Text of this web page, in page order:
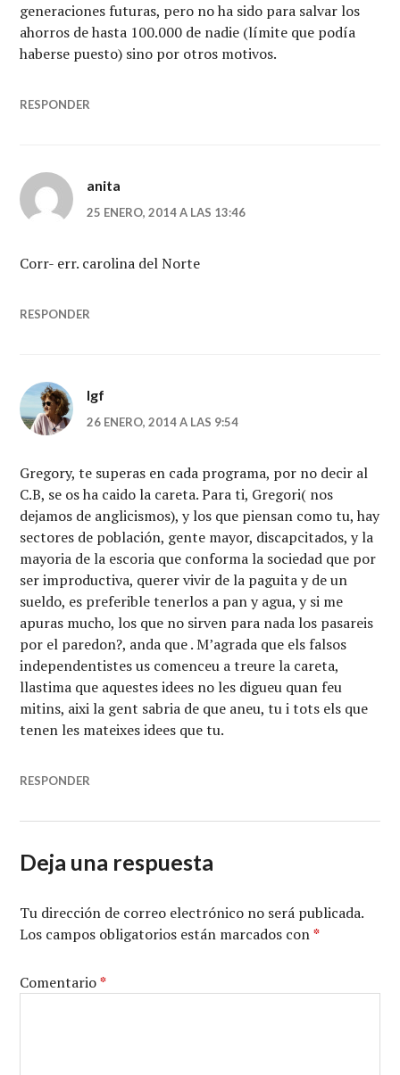
generaciones futuras, pero no ha sido para salvar los
ahorros de hasta 100.000 de nadie (límite que podía
haberse puesto) sino por otros motivos.
RESPONDER
anita
25 ENERO, 2014 A LAS 13:46
Corr- err. carolina del Norte
RESPONDER
lgf
26 ENERO, 2014 A LAS 9:54
Gregory, te superas en cada programa, por no decir al
C.B, se os ha caido la careta. Para ti, Gregori( nos
dejamos de anglicismos), y los que piensan como tu, hay
sectores de población, gente mayor, discapcitados, y la
mayoria de la escoria que conforma la sociedad que por
ser improductiva, querer vivir de la paguita y de un
sueldo, es preferible tenerlos a pan y agua, y si me
apuras mucho, los que no sirven para nada los pasareis
por el paredon?, anda que . M’agrada que els falsos
independentistes us comenceu a treure la careta,
llastima que aquestes idees no les digueu quan feu
mitins, aixi la gent sabria de que aneu, tu i tots els que
tenen les mateixes idees que tu.
RESPONDER
Deja una respuesta
Tu dirección de correo electrónico no será publicada.
Los campos obligatorios están marcados con*
Comentario*